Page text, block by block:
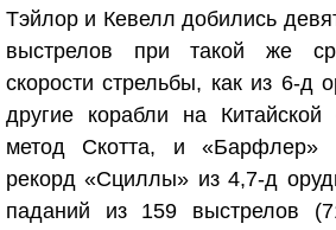
Тэйлор и Кевелл добились
выстрелов при такой же
скорости стрельбы, как из 6-д
другие корабли на Китайской
метод Скотта, и «Барфлер»
рекорд «Сциллы» из 4,7-д
паданий из 159 выстрелов